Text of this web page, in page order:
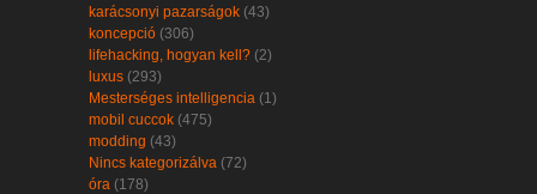
karácsonyi pazarságok (43)
koncepció (306)
lifehacking, hogyan kell? (2)
luxus (293)
Mesterséges intelligencia (1)
mobil cuccok (475)
modding (43)
Nincs kategorizálva (72)
óra (178)